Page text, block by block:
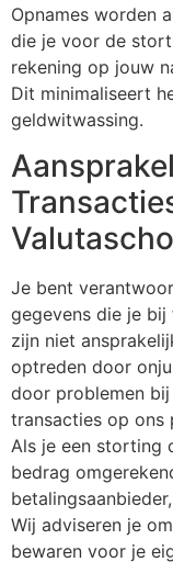
Opnames worden
die je voor de
rekening op jouw
Dit minimaliseert
geldwitwassing.
Je bent
gegevens die je
zijn niet
optreden door
door problemen
transacties op ons
Als je een storting
bedrag
Wij adviseren je
bewaren voor je